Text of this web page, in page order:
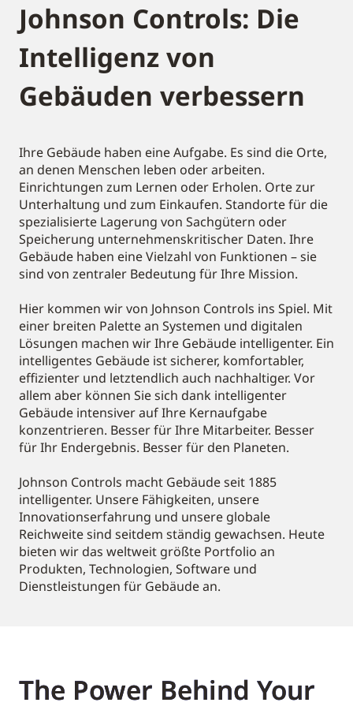
Johnson Controls: Die
Intelligenz von
Gebäuden verbessern
Ihre Gebäude haben eine Aufgabe. Es sind die Orte,
an denen Menschen leben oder arbeiten.
Einrichtungen zum Lernen oder Erholen. Orte zur
Unterhaltung und zum Einkaufen. Standorte für die
spezialisierte Lagerung von Sachgütern oder
Speicherung unternehmenskritischer Daten. Ihre
Gebäude haben eine Vielzahl von Funktionen – sie
sind von zentraler Bedeutung für Ihre Mission.
Hier kommen wir von Johnson Controls ins Spiel. Mit
einer breiten Palette an Systemen und digitalen
Lösungen machen wir Ihre Gebäude intelligenter. Ein
intelligentes Gebäude ist sicherer, komfortabler,
effizienter und letztendlich auch nachhaltiger. Vor
allem aber können Sie sich dank intelligenter
Gebäude intensiver auf Ihre Kernaufgabe
konzentrieren. Besser für Ihre Mitarbeiter. Besser
für Ihr Endergebnis. Besser für den Planeten.
Johnson Controls macht Gebäude seit 1885
intelligenter. Unsere Fähigkeiten, unsere
Innovationserfahrung und unsere globale
Reichweite sind seitdem ständig gewachsen. Heute
bieten wir das weltweit größte Portfolio an
Produkten, Technologien, Software und
Dienstleistungen für Gebäude an.
The Power Behind Your